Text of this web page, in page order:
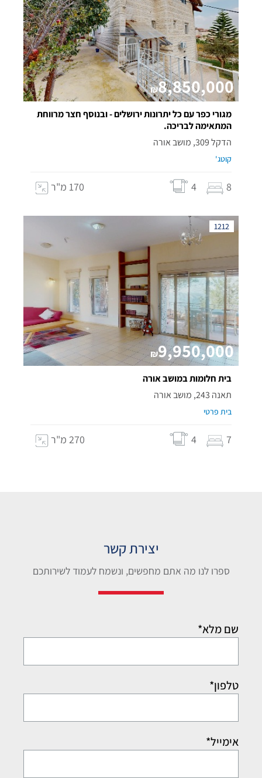
₪8,850,000
מגורי כפר עם כל יתרונות ירושלים - ובנוסף חצר מרווחת
המתאימה לבריכה.
הדקל 309, מושב אורה
קוטג'
8
4 170 מ"ר
1212
₪9,950,000
בית חלומות במושב אורה
תאנה 243, מושב אורה
בית פרטי
7
4 270 מ"ר
יצירת קשר
ספרו לנו מה אתם מחפשים, ונשמח לעמוד לשירותכם
שם מלא*
טלפון*
אימייל*